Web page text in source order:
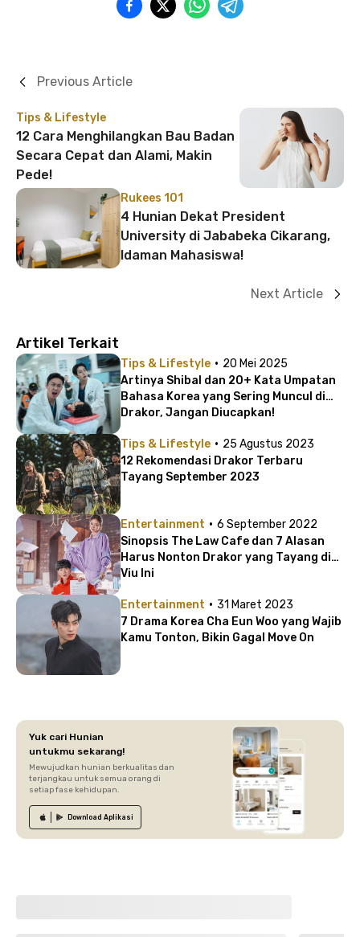
Tips & Lifestyle
12 Cara Menghilangkan Bau Badan
Secara Cepat dan Alami, Makin
Pede!
Previous Article
Rukees 101
4 Hunian Dekat President
University di Jababeka Cikarang,
Idaman Mahasiswa!
Next Article
Artikel Terkait
Tips & Lifestyle · 20 Mei 2025
Artinya Shibal dan 20+ Kata Umpatan
Bahasa Korea yang Sering Muncul di
Drakor, Jangan Diucapkan!
Tips & Lifestyle · 25 Agustus 2023
12 Rekomendasi Drakor Terbaru
Tayang September 2023
Entertainment · 6 September 2022
Sinopsis The Law Cafe dan 7 Alasan
Harus Nonton Drakor yang Tayang di
Viu Ini
Entertainment · 31 Maret 2023
7 Drama Korea Cha Eun Woo yang Wajib
Kamu Tonton, Bikin Gagal Move On
Yuk cari Hunian
untukmu sekarang!
Mewujudkan hunian berkualitas dan
terjangkau untuk semua orang di
setiap fase kehidupan.
Download Aplikasi